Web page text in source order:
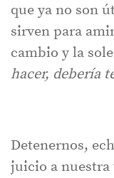
que ya no son
sirven para
cambio y la
hacer, debería
Detenernos,
juicio a nuestra